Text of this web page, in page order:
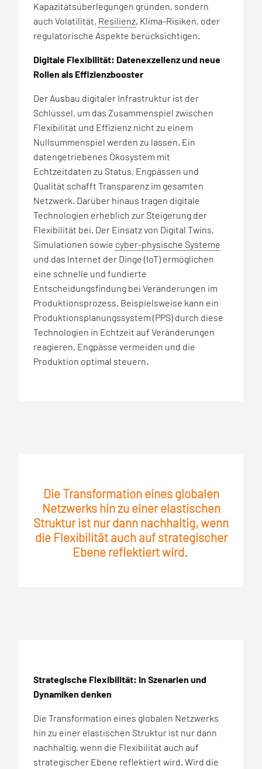
Kapazitätsüberlegungen gründen, sondern
auch Volatilität, Resilienz, Klima-Risiken, oder
regulatorische Aspekte berücksichtigen.
Digitale Flexibilität: Datenexzellenz und neue
Rollen als Effizienzbooster
Der Ausbau digitaler Infrastruktur ist der
Schlüssel, um das Zusammenspiel zwischen
Flexibilität und Effizienz nicht zu einem
Nullsummenspiel werden zu lassen. Ein
datengetriebenes Ökosystem mit
Echtzeitdaten zu Status, Engpässen und
Qualität schafft Transparenz im gesamten
Netzwerk. Darüber hinaus tragen digitale
Technologien erheblich zur Steigerung der
Flexibilität bei. Der Einsatz von Digital Twins,
Simulationen sowie cyber-physische Systeme
und das Internet der Dinge (IoT) ermöglichen
eine schnelle und fundierte
Entscheidungsfindung bei Veränderungen im
Produktionsprozess. Beispielsweise kann ein
Produktionsplanungssystem (PPS) durch diese
Technologien in Echtzeit auf Veränderungen
reagieren, Engpässe vermeiden und die
Produktion optimal steuern.
Die Transformation eines globalen
Netzwerks hin zu einer elastischen
Struktur ist nur dann nachhaltig, wenn
die Flexibilität auch auf strategischer
Ebene reflektiert wird.
Strategische Flexibilität: In Szenarien und
Dynamiken denken
Die Transformation eines globalen Netzwerks
hin zu einer elastischen Struktur ist nur dann
nachhaltig, wenn die Flexibilität auch auf
strategischer Ebene reflektiert wird. Wird die